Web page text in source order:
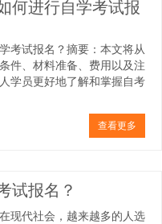
何进行自学考试报
考试报名？摘要：本文将从
件、材料准备、费用以及注
学员更好地了解和掌握自考
查看更多
试报名？
现代社会，越来越多的人选